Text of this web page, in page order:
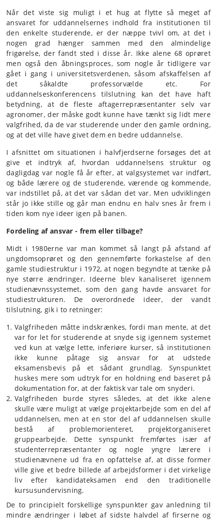
Når det viste sig muligt i et hug at flytte så meget af
ansvaret for uddannelsernes indhold fra institutionen til
den enkelte studerende, er der næppe tvivl om, at det i
nogen grad hænger sammen med den almindelige
frigørelse, der fandt sted i disse år. Ikke alene 68 oprøret
men også den åbningsproces, som nogle år tidligere var
gået i gang i universitetsverdenen, såsom afskaffelsen af
det såkaldte professorvælde etc. For
uddannelseskonferencens tilslutning kan det have haft
betydning, at de fleste aftagerrepræsentanter selv var
agronomer, der måske godt kunne have tænkt sig lidt mere
valgfrihed, da de var studerende under den gamle ordning,
og at det ville have givet dem en bedre uddannelse.
I afsnittet om situationen i halvfjerdserne forsøges det at
give et indtryk af, hvordan uddannelsens struktur og
dagligdag var nogle få år efter, at valgsystemet var indført,
og både lærere og de studerende, værende og kommende,
var indstillet på, at det var sådan det var. Men udviklingen
står jo ikke stille og går man endnu en halv snes år frem i
tiden kom nye ideer igen på banen.
Fordeling af ansvar - frem eller tilbage?
Midt i 1980erne var man kommet så langt på afstand af
ungdomsoprøret og den gennemførte forkastelse af den
gamle studiestruktur i 1972, at nogen begyndte at tænke på
nye større ændringer. Ideerne blev kanaliseret igennem
studienævnssystemet, som den gang havde ansvaret for
studiestrukturen. De overordnede ideer, der vandt
tilslutning, gik i to retninger:
Valgfriheden måtte indskrænkes, fordi man mente, at det
var for let for studerende at snyde sig igennem systemet
ved kun at vælge lette, inferiøre kurser, så institutionen
ikke kunne påtage sig ansvar for at udstede
eksamensbevis på et sådant grundlag. Synspunktet
huskes mere som udtryk for en holdning end baseret på
dokumentation for, at der faktisk var tale om snyderi.
Valgfriheden burde styres således, at det ikke alene
skulle være muligt at vælge projektarbejde som en del af
uddannelsen, men at en stor del af uddannelsen skulle
bestå af problemorienteret, projektorganiseret
gruppearbejde. Dette synspunkt fremførtes især af
studenterrepræsentanter og nogle yngre lærere i
studienævnene ud fra en opfattelse af, at disse former
ville give et bedre billede af arbejdsformer i det virkelige
liv efter kandidateksamen end den traditionelle
kursusundervisning.
De to principielt forskellige synspunkter gav anledning til
mindre ændringer i løbet af sidste halvdel af firserne og